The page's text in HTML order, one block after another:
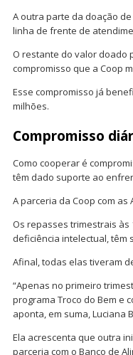
A outra parte da doação
linha de frente de
O restante do valor doado
compromisso que a Coop
Esse compromisso já
milhões.
Compromisso
Como cooperar é
têm dado suporte ao
A parceria da Coop com as
Os repasses trimestrais às
deficiência intelectual, têm
Afinal, todas elas tiveram
“Apenas no primeiro
programa Troco do Bem e
aponta, em suma, Luciana
Ela acrescenta que outra
parceria com o Banco de